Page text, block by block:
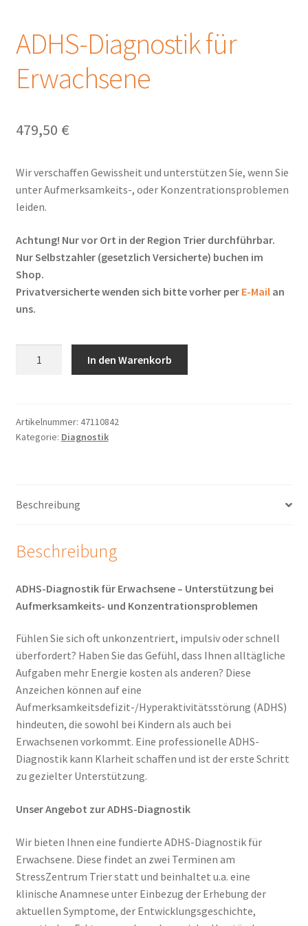
Widerrufsbelehrung und Widerrufsformular
ADHS-Diagnostik für
Erwachsene
479,50 €
Wir verschaffen Gewissheit und unterstützen Sie, wenn Sie
unter Aufmerksamkeits-, oder Konzentrationsproblemen
leiden.
Achtung! Nur vor Ort in der Region Trier durchführbar.
Nur Selbstzahler (gesetzlich Versicherte) buchen im
Shop.
Privatversicherte wenden sich bitte vorher per E-Mailan
uns.
Menge
In den Warenkorb
Artikelnummer: 47110842
Kategorie: Diagnostik
Beschreibung
Beschreibung
ADHS-Diagnostik für Erwachsene – Unterstützung bei
Aufmerksamkeits- und Konzentrationsproblemen
Fühlen Sie sich oft unkonzentriert, impulsiv oder schnell
überfordert? Haben Sie das Gefühl, dass Ihnen alltägliche
Aufgaben mehr Energie kosten als anderen? Diese
Anzeichen können auf eine
Aufmerksamkeitsdefizit-/Hyperaktivitätsstörung (ADHS)
hindeuten, die sowohl bei Kindern als auch bei
Erwachsenen vorkommt. Eine professionelle ADHS-
Diagnostik kann Klarheit schaffen und ist der erste Schritt
zu gezielter Unterstützung.
Unser Angebot zur ADHS-Diagnostik
Wir bieten Ihnen eine fundierte ADHS-Diagnostik für
Erwachsene. Diese findet an zwei Terminen am
StressZentrum Trier statt und beinhaltet u.a. eine
klinische Anamnese unter Einbezug der Erhebung der
aktuellen Symptome, der Entwicklungsgeschichte,